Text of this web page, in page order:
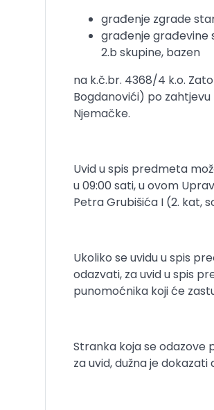
građenje zgrade
građenje
2.b skupine, bazen
na k.č.br. 4368/4 k.o.
Bogdanovići) po
Njemačke.
Uvid u spis predmeta
u 09:00 sati, u ovom
Petra Grubišića I (2. kat,
Ukoliko se uvidu u spis
odazvati, za uvid u spis
punomoćnika koji će
Stranka koja se odazove
za uvid, dužna je